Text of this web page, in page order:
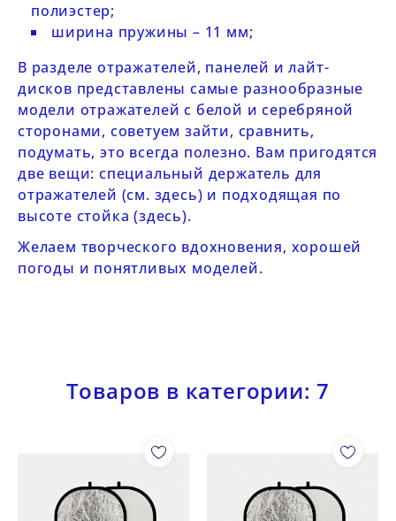
полиэстер;
ширина пружины – 11 мм;
В разделеотражателей, панелей и лайт-
дисков представлены самые разнообразные
модели отражателей с белой и серебряной
сторонами, советуем зайти, сравнить,
подумать, это всегда полезно. Вам пригодятся
две вещи: специальный держатель для
отражателей (см. здесь) и подходящая по
высоте стойка (здесь).
Желаем творческого вдохновения, хорошей
погоды и понятливых моделей.
Товаров в категории: 7